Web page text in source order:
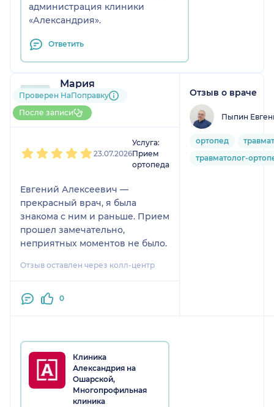
администрация клиники
«Александрия».
Ответить
Мария
1 отзыв
До 5 записей через
НаПоправку
Проверен НаПоправку
После записи
23.07.2026
Услуга:
Прием
ортопеда
Евгений Алексеевич —
прекрасный врач, я была
знакома с ним и раньше. Прием
прошел замечательно,
неприятных моментов не было.
Отзыв оставлен через колл-центр
0
Отзыв о враче
Пыпин
ортопед
травматолог-
Клиника
Александрия на
Ошарской,
Многопрофильная
клиника